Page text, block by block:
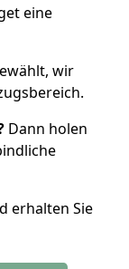
eine
wir
Dann holen
erhalten Sie